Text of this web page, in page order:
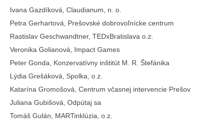
Ivana Gazdíková, Claudianum, n. o.
Petra Gerhartová, Prešovské dobrovoľnícke centrum
Rastislav Geschwandtner, TEDxBratislava o.z.
Veronika Golianová, Impact Games
Peter Gonda, Konzervatívny inštitút M. R. Štefánika
Lýdia Grešáková, Spolka, o.z.
Katarína Gromošová, Centrum včasnej intervencie Prešov
Juliana Gubišová, Odpútaj sa
Tomáš Gulán, MARTinklúzia, o.z.